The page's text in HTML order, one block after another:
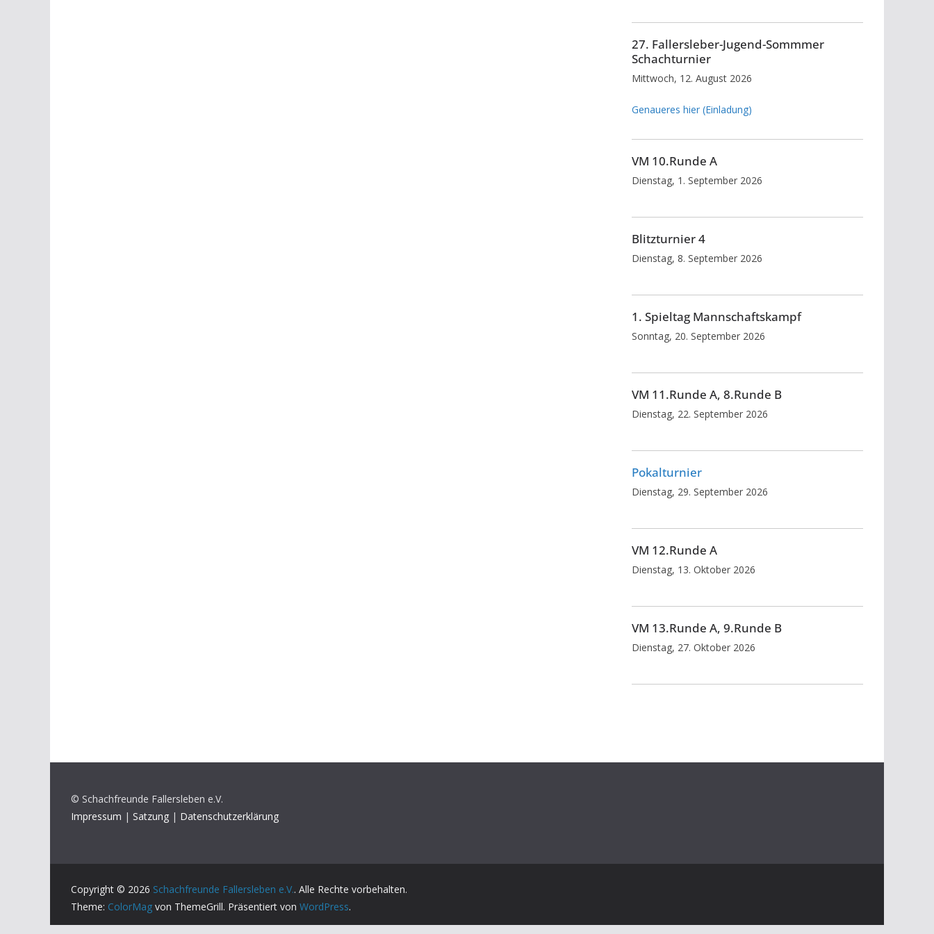
27. Fallersleber-Jugend-Sommmer
Schachturnier
Mittwoch, 12. August 2026
Genaueres hier (Einladung)
VM 10.Runde A
Dienstag, 1. September 2026
Blitzturnier 4
Dienstag, 8. September 2026
1. Spieltag Mannschaftskampf
Sonntag, 20. September 2026
VM 11.Runde A, 8.Runde B
Dienstag, 22. September 2026
Pokalturnier
Dienstag, 29. September 2026
VM 12.Runde A
Dienstag, 13. Oktober 2026
VM 13.Runde A, 9.Runde B
Dienstag, 27. Oktober 2026
© Schachfreunde Fallersleben e.V.
Impressum | Satzung | Datenschutzerklärung
Copyright © 2026 Schachfreunde Fallersleben e.V.. Alle Rechte vorbehalten.
Theme: ColorMag von ThemeGrill. Präsentiert von WordPress.